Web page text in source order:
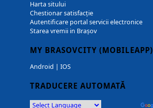
Harta sitului
Chestionar satisfacție
Autentificare portal servicii electronice
Starea vremii in Brașov
MY BRASOVCITY (MOBILEAPP)
Android | IOS
TRADUCERE AUTOMATĂ